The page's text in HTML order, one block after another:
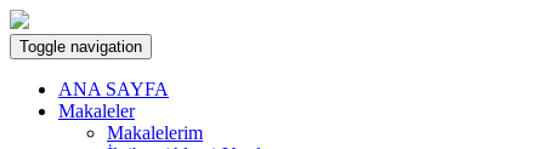
Toggle navigation
ANA SAYFA
Makaleler
Makalelerim